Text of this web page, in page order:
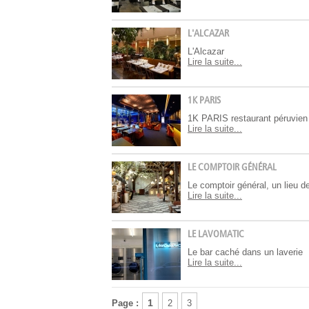
L'ALCAZAR
L'Alcazar
Lire la suite...
1K PARIS
1K PARIS restaurant péruvien
Lire la suite...
LE COMPTOIR GÉNÉRAL
Le comptoir général, un lieu
Lire la suite...
LE LAVOMATIC
Le bar caché dans un laverie
Lire la suite...
Page : 1 2 3